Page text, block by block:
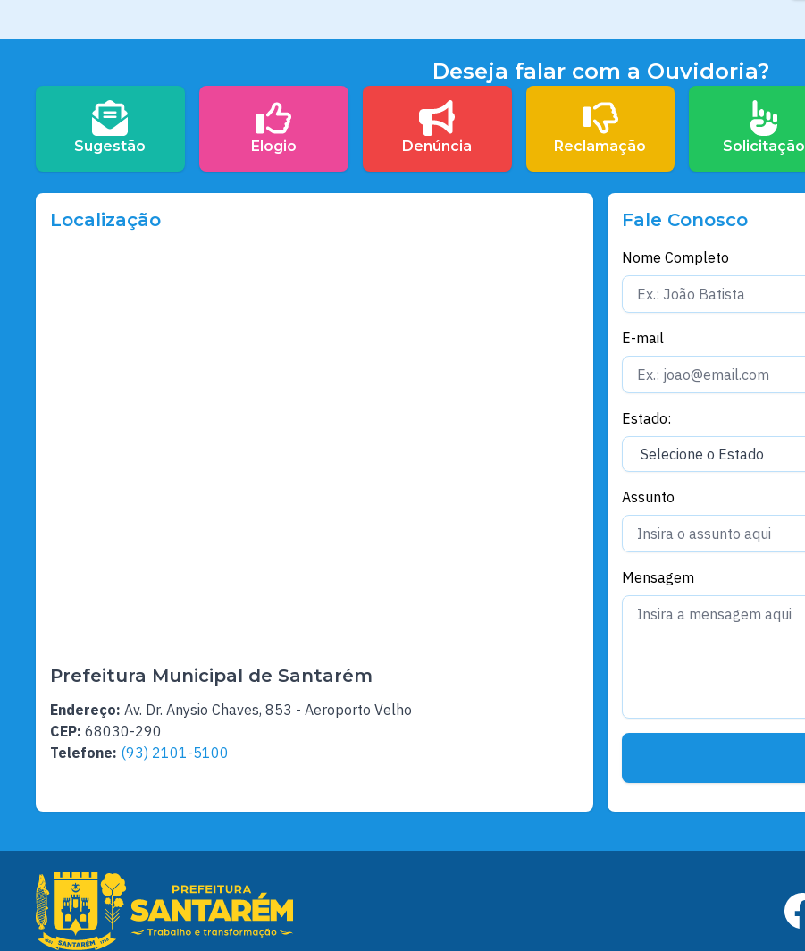
Deseja falar com a Ouvidoria?
Sugestão Elogio Denúncia Reclamação Solicitação
Localização
Prefeitura Municipal de Santarém
Endereço: Av. Dr. Anysio Chaves, 853 - Aeroporto Velho
CEP: 68030-290
Telefone: (93) 2101-5100
Fale Conosco
Nome Completo
E-mail
Estado:
Assunto
Mensagem